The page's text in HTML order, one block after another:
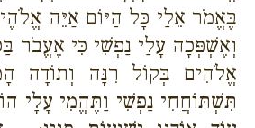
בֶּאֱמֹר אֵלַי כָּל הַיּוֹם אַיֵּה
וְאֶשְׁפְּכָה עָלַי נַפְשִׁי כִּי אֶעֱבֹר
אֱלֹהִים בְּקוֹל רִנָּה וְתוֹדָה
תִּשְׁתּוֹחֲחִי נַפְשִׁי וַתֶּהֱמִי עָלָי